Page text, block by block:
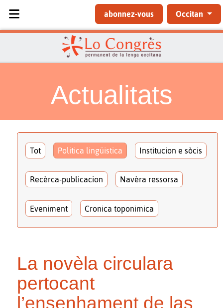
abonnez-vous Occitan
Actualitats
Tot Politica lingüistica Institucion e sòcis
Recèrca-publicacion Navèra ressorsa
Eveniment Cronica toponimica
La novèla circulara
pertocant
l’ensenhament de las